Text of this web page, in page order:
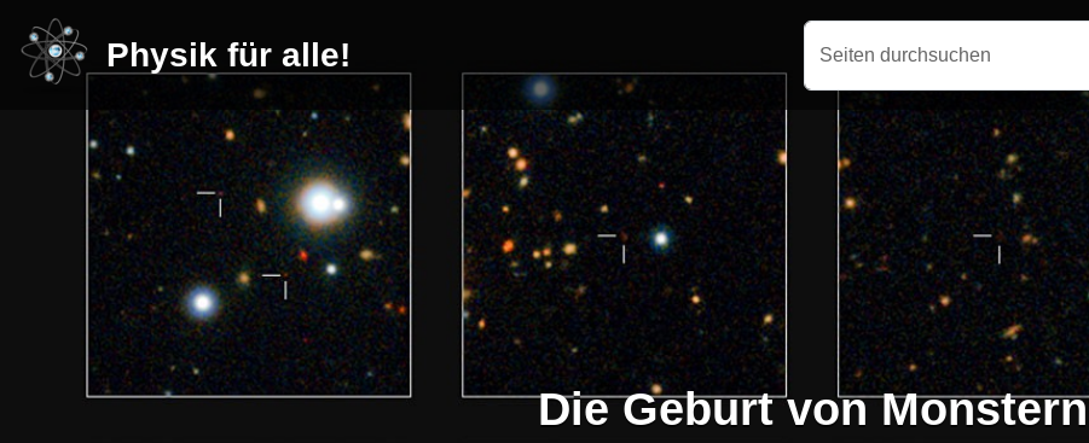
Physik für alle! Seiten durchsuchen
Die Geburt von Monstern